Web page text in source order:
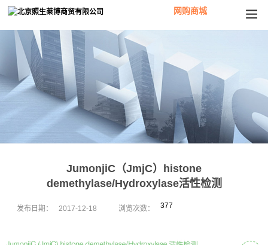
网购商城
JumonjiC（JmjC）histone
demethylase/Hydroxylase活性检测
发布日期： 2017-12-18 浏览次数： 377